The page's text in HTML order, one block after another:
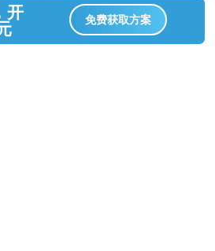
开
免费获取方案